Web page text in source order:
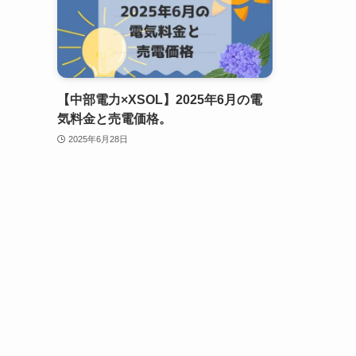
【中部電力×XSOL】2025年6月の電
気料金と売電価格。
2025年6月28日